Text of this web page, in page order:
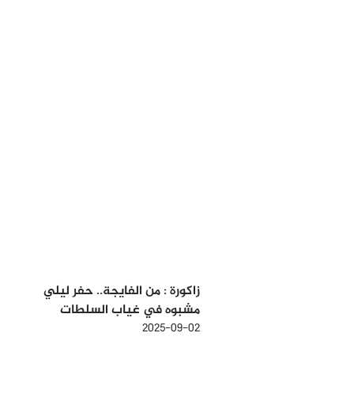
زاكورة : من الفايجة.. حفر ليلي
مشبوه في غياب السلطات
2025-09-02